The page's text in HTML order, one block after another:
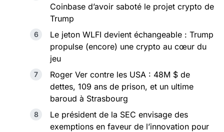
Coinbase d’avoir saboté le projet crypto de
Trump
Le jeton WLFI devient échangeable : Trump
propulse (encore) une crypto au cœur du
jeu
Roger Ver contre les USA : 48M $ de
dettes, 109 ans de prison, et un ultime
baroud à Strasbourg
Le président de la SEC envisage des
exemptions en faveur de l’innovation pour